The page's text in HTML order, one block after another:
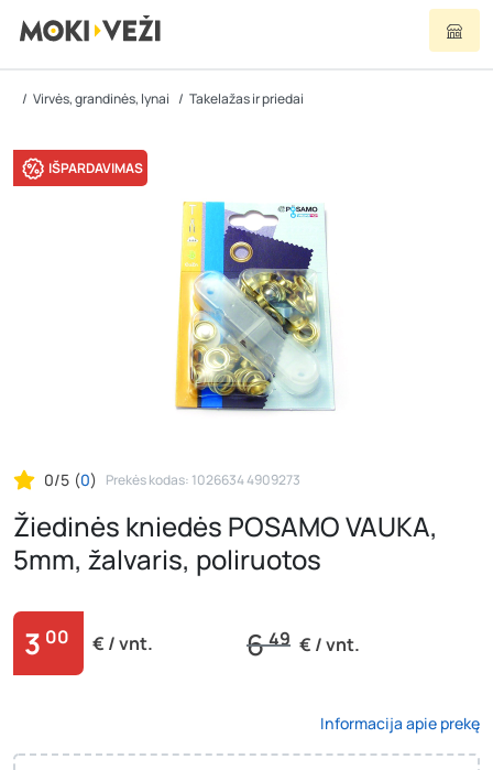
Virvės, grandinės, lynai Takelažas ir priedai
IŠPARDAVIMAS
0/5 (0) Prekės kodas: 1026634 4909273
Žiedinės kniedės POSAMO VAUKA,
5mm, žalvaris, poliruotos
3 00 € / vnt. 649 € / vnt.
Informacija apie prekę